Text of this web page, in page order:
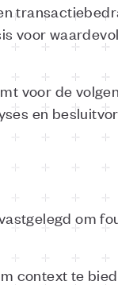
voor
voor de
en
om
context te